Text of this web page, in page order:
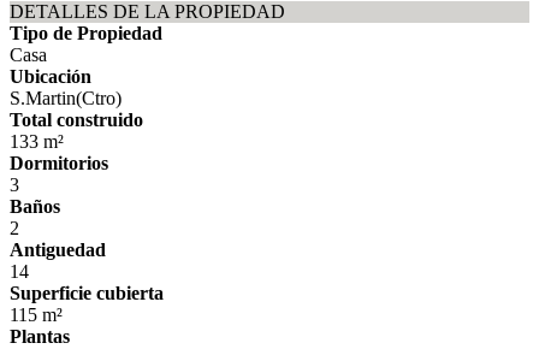
DETALLES DE LA PROPIEDAD
Tipo de Propiedad
Casa
Ubicación
S.Martin(Ctro)
Total construido
133 m²
Dormitorios
3
Baños
2
Antiguedad
14
Superficie cubierta
115 m²
Plantas